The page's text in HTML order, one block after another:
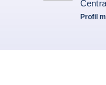
Profil